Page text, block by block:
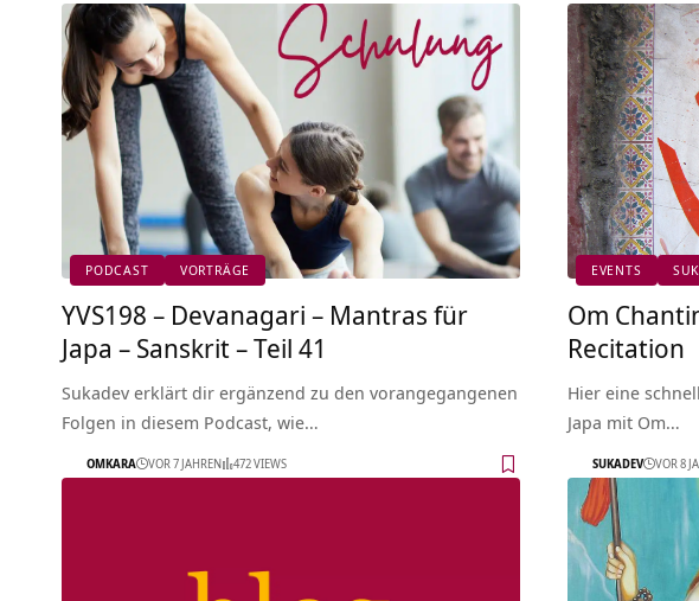
PODCAST VORTRÄGE
YVS198 – Devanagari – Mantras für
Japa – Sanskrit – Teil 41
Sukadev erklärt dir ergänzend zu den vorangegangenen
Folgen in diesem Podcast, wie…
OMKARA VOR 7 JAHREN 472 VIEWS
EVENTS
Om
Recitation
Hier eine
Japa mit Om…
SUKADEV VOR 8